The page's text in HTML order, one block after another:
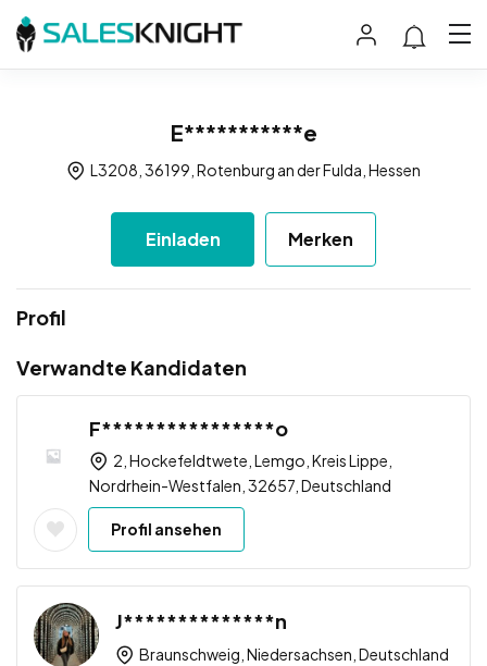
E***********e
L3208, 36199, Rotenburg an der Fulda, Hessen
Einladen Merken
Profil
Verwandte Kandidaten
F****************o
2, Hockefeldtwete, Lemgo, Kreis Lippe,
Nordrhein-Westfalen, 32657, Deutschland
Profil ansehen
J**************n
Braunschweig, Niedersachsen, Deutschland